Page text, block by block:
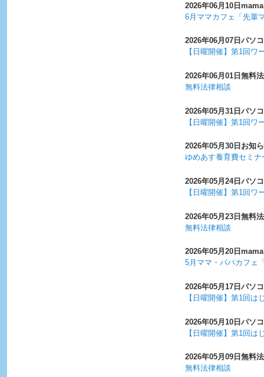
2026年06月10日
6月ママカフェ「先輩
2026年06月07日 パソ
【日曜開催】第1回ワ
2026年06月01日 無料
無料法律相談
2026年05月31日パソ
【日曜開催】第1回ワ
2026年05月30日 お知
ゆめあす養育費セミナ
2026年05月24日 パソ
【日曜開催】第1回ワ
2026年05月23日無料
無料法律相談
2026年05月20日
5月ママ・パパカフェ
2026年05月17日 パソ
【日曜開催】第1回は
2026年05月10日パソ
【日曜開催】第1回は
2026年05月09日 無料
無料法律相談